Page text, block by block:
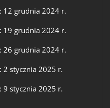
12 grudnia 2024 r.
19 grudnia 2024 r.
26 grudnia 2024 r.
2 stycznia 2025 r.
9 stycznia 2025 r.